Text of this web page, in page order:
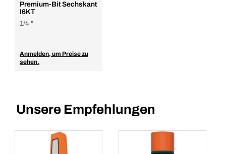
Premium-Bit Sechskant
I6KT
1/4 "
Anmelden, um Preise zu
sehen.
Unsere Empfehlungen